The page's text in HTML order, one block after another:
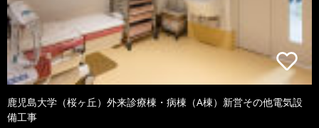
鹿児島大学（桜ヶ丘）外来診療棟・病棟（A棟）新営その他電気設
備工事